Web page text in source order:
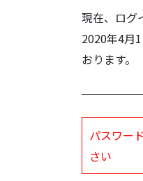
現在、ログ
2020年4月
おります。
パスワー
さい